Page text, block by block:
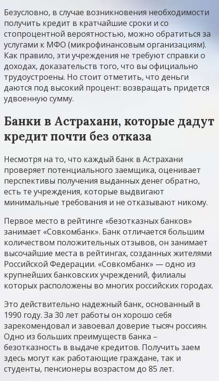
Безусловно, в случае возникновения необходимости
получить кредит в кратчайшие сроки и со
стопроцентной вероятностью, можно обратиться за
услугами к МФО (микрофинансовым организациям).
Как правило, эти учреждения не требуют справки о
доходах, доказательств того, что вы официально
трудоустроены. Но стоит отметить, что деньги
даются под высокий процент: возвращать придется
удвоенную сумму.
Банки в Астрахани, которые дадут
кредит почти без отказа
Несмотря на то, что каждый банк в Астрахани
проверяет потенциального заемщика, оценивает
перспективы получения выданных денег обратно,
есть те учреждения, которые выдвигают
минимальные требования и не отказывают никому.
Первое место в рейтинге «безотказных банков»
занимает «Совкомбанк». Банк отличается большим
количеством положительных отзывов, он занимает
высочайшие места в рейтингах, созданных жителями
Российской Федерации. «Совкомбанк» — одно из
крупнейших банковских учреждений, филиалы
которых расположены во многих российских городах.
Это действительно надежный банк, основанный в
1990 году. За 30 лет работы он хорошо себя
зарекомендовал и завоевал доверие тысяч россиян.
Одно из больших преимуществ банка –
безотказность в выдаче кредитов. Получить заем
здесь могут как работающие граждане, так и
студенты, пенсионеры возрастом до 85 лет.